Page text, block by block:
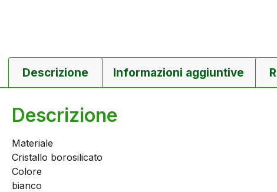
Descrizione Informazioni aggiuntive
Descrizione
Materiale
Cristallo borosilicato
Colore
bianco